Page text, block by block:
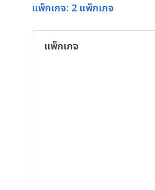
แพ็กเกจ: 2 แพ็กเกจ
แพ็กเกจ